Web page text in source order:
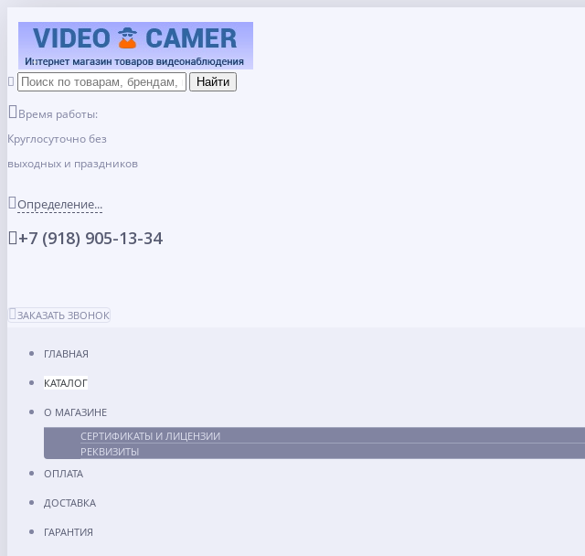
Время работы:
Круглосуточно без
выходных и праздников
Определение...
+7 (918) 905-13-34
ЗАКАЗАТЬ ЗВОНОК
ГЛАВНАЯ
КАТАЛОГ
О МАГАЗИНЕ
СЕРТИФИКАТЫ И ЛИЦЕНЗИИ
РЕКВИЗИТЫ
ОПЛАТА
ДОСТАВКА
ГАРАНТИЯ